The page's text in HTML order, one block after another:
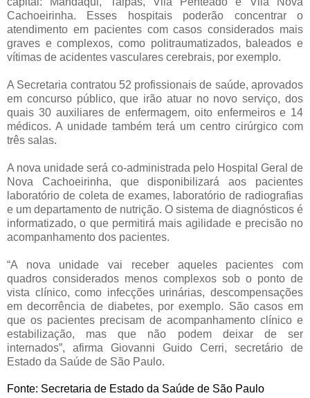
Cachoeirinha. Esses hospitais poderão concentrar o
atendimento em pacientes com casos considerados mais
graves e complexos, como politraumatizados, baleados e
vítimas de acidentes vasculares cerebrais, por exemplo.
A Secretaria contratou 52 profissionais de saúde, aprovados
em concurso público, que irão atuar no novo serviço, dos
quais 30 auxiliares de enfermagem, oito enfermeiros e 14
médicos. A unidade também terá um centro cirúrgico com
três salas.
A nova unidade será co-administrada pelo Hospital Geral de
Nova Cachoeirinha, que disponibilizará aos pacientes
laboratório de coleta de exames, laboratório de radiografias
e um departamento de nutrição. O sistema de diagnósticos é
informatizado, o que permitirá mais agilidade e precisão no
acompanhamento dos pacientes.
“A nova unidade vai receber aqueles pacientes com
quadros considerados menos complexos sob o ponto de
vista clínico, como infecções urinárias, descompensações
em decorrência de diabetes, por exemplo. São casos em
que os pacientes precisam de acompanhamento clínico e
estabilização, mas que não podem deixar de ser
internados”, afirma Giovanni Guido Cerri, secretário de
Estado da Saúde de São Paulo.
Fonte: Secretaria de Estado da Saúde de São Paulo